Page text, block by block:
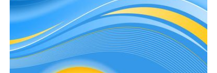
Hommage aux morts de la guerre, dépôt de gerbe et
discours.